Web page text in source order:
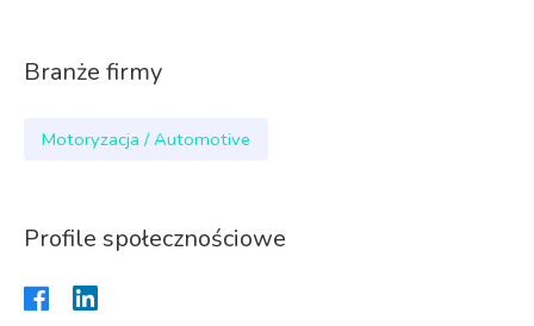
Branże firmy
Motoryzacja / Automotive
Profile społecznościowe